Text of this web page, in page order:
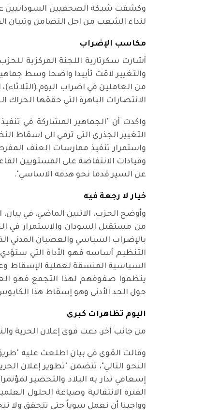
لنداء الشعب من اجل التضامن وتبيان
مكاسب الإضراب
أشارت سكرتارية اللجنة المركزية
والتغيير لاقت تأييدا واضحا وسط
من العاملين في اضراب اليوم
الانتصارات الباهرة التي حققها
واكدت أن "الجماهير المشاركة في
التغيير الجذري التي ترمي الى اسقاط
واستمرار تنفيذ ممارسات العنف المفرط
وقيادات الانتفاضة على المستويين
عن السير قدما نحو هدفه الاساسي".
خيار لا رجعة فيه
وأوضح الحزب، الاثنين الماضي، في
من مستقبل السودان والاستمرار في
بالإضراب السياسي والعصيان المدني
التنظيم أساسه فهو الأداة التي ستؤدي
السياسية المنسقة لعملية الإسقاط
ينظموا صفوفهم لهذا التجمع فهو
حول الحد الأدنى وهو إسقاط هذا
اليوم تظاهرات كبرى
من جانب آخر، دعت قوى إعلان الحرية
وقالت القوى في بيان اطلعت عليه
النحو التالي"، تتضمن "تطوير إعلان
إسعافي تدار به البلاد والتحضير
الفترة الانتقالية وصياغة الحلول
وواجبنا أن نعمل سوياً حتى تتحقق ولا